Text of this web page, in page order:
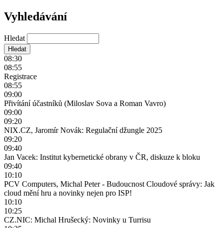
Vyhledávání
Hledat
08:30
08:55
Registrace
08:55
09:00
Přivítání účastníků (Miloslav Sova a Roman Vavro)
09:00
09:20
NIX.CZ, Jaromír Novák: Regulační džungle 2025
09:20
09:40
Jan Vacek: Institut kybernetické obrany v ČR, diskuze k bloku
09:40
10:10
PCV Computers, Michal Peter - Budoucnost Cloudové správy: Jak
cloud mění hru a novinky nejen pro ISP!
10:10
10:25
CZ.NIC: Michal Hrušecký: Novinky u Turrisu